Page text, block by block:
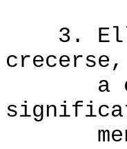
3. Ellos
a
menos